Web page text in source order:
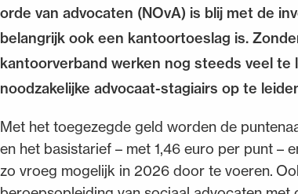
orde van advocaten (NOvA) is blij met de
belangrijk ook een kantoortoeslag is.
kantoorverband werken nog steeds veel te
noodzakelijke advocaat-stagiairs op te
Met het toegezegde geld worden de
en het basistarief – met 1,46 euro per punt –
zo vroeg mogelijk in 2026 door te voeren.